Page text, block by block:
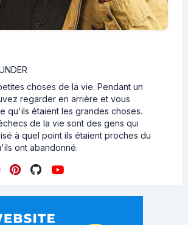
choses de la vie. Pendant un
regarder en arrière et vous
qu'ils étaient les grandes choses.
de la vie sont des gens qui
à quel point ils étaient proches du
ont abandonné.